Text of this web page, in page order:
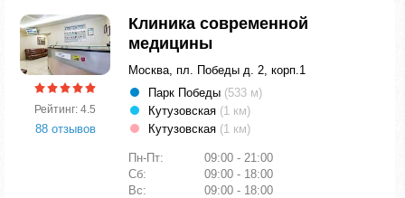
Рейтинг: 4.5
88 отзывов
Клиника современной
медицины
Москва, пл. Победы д. 2, корп.1
Парк Победы (533 м)
Кутузовская (1 км)
Кутузовская (1 км)
Пн-Пт:
09:00 - 21:00
Сб:
09:00 - 18:00
Вс:
09:00 - 18:00